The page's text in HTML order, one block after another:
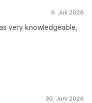
6. Juli 2026
very knowledgeable,
30. Juni 2026